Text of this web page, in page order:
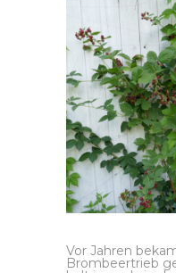
Vor Jahren
Brombeertrieb